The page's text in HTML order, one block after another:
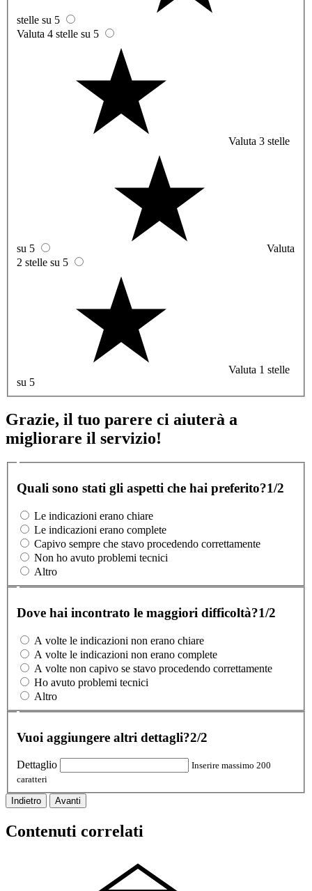
stelle su 5
Valuta 4 stelle su 5
Valuta 3 stelle
su 5
Valuta
2 stelle su 5
Valuta 1 stelle
su 5
Grazie, il tuo parere ci aiuterà a
migliorare il servizio!
Quali sono stati gli aspetti che hai preferito?1/2
Le indicazioni erano chiare
Le indicazioni erano complete
Capivo sempre che stavo procedendo correttamente
Non ho avuto problemi tecnici
Altro
Dove hai incontrato le maggiori difficoltà?1/2
A volte le indicazioni non erano chiare
A volte le indicazioni non erano complete
A volte non capivo se stavo procedendo correttamente
Ho avuto problemi tecnici
Altro
Vuoi aggiungere altri dettagli?2/2
Dettaglio
Inserire massimo 200
caratteri
Indietro Avanti
Contenuti correlati